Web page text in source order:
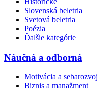
Slovenská beletria
Svetová beletria
Poézia
Ďalšie kategórie
Náučná a odborná
Motivácia a sebarozvoj
Biznis a manažment